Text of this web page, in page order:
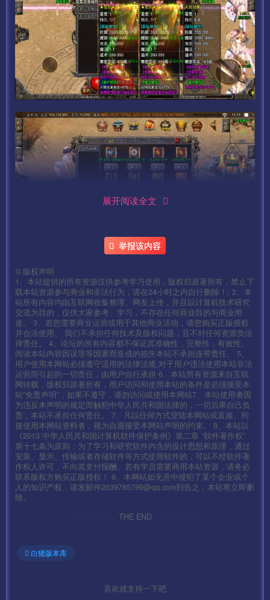
展开阅读全文
举报该内容
© 版权声明
1、本站提供的所有资源仅供参考学习使用，版权归原著所有，禁止下
载本站资源参与商业和非法行为，请在24小时之内自行删除！; 2、本
站所有内容均由互联网收集整理、网友上传，并且以计算机技术研究
交流为目的，仅供大家参考、学习，不存在任何商业目的与商业用
途。 3、若您需要商业运营或用于其他商业活动，请您购买正版授权
并合法使用。 我们不承担任何技术及版权问题，且不对任何资源负法
律责任。 4、论坛的所有内容都不保证其准确性，完整性，有效性。
阅读本站内容因误导等因素而造成的损失本站不承担连带责任。 5、
用户使用本网站必须遵守适用的法律法规,对于用户违法使用本站非法
运营而引起的一切责任，由用户自行承担 6、本站所有资源来自互联
网转载，版权归原著所有，用户访问和使用本站的条件是必须接受本
站“免责声明”，如果不遵守，请勿访问或使用本网站7、本站使用者因
为违反本声明的规定而触犯中华人民共和国法律的，一切后果自己负
责，本站不承担任何责任。 7、凡以任何方式登陆本网站或直接、间
接使用本网站资料者，视为自愿接受本网站声明的约束。 8、本站以
《2013 中华人民共和国计算机软件保护条例》第二章 “软件著作权”
第十七条为原则：为了学习和研究软件内含的设计思想和原理，通过
安装、显示、传输或者存储软件等方式使用软件的，可以不经软件著
作权人许可，不向其支付报酬。若有学员需要商用本站资源，请务必
联系版权方购买正版授权！ 9、本网站如无意中侵犯了某个企业或个
人的知识产权，请发邮件2639785799@qq.com到告之，本站将立即删
除。
THE END
白猪版本库
喜欢就支持一下吧